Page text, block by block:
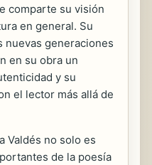
comparte su visión
en general. Su
nuevas generaciones
en su obra un
y su
el lector más allá de
Valdés no solo es
de la poesía